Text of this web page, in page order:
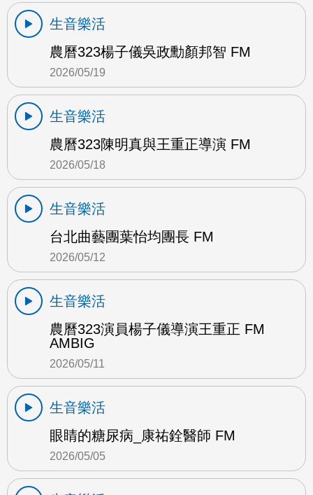
生音樂活
農曆323楊子儀吳政勳顏邦智 FM
2026/05/19
生音樂活
農曆323陳明真與王重正導演 FM
2026/05/18
生音樂活
台北曲藝團葉怡均團長 FM
2026/05/12
生音樂活
農曆323演員楊子儀導演王重正 FM
AMBIG
2026/05/11
生音樂活
眼睛的糖尿病_康祐銓醫師 FM
2026/05/05